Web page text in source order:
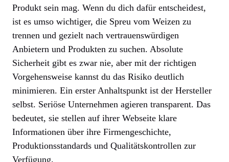
Produkt sein mag. Wenn du dich dafür entscheidest,
ist es umso wichtiger, die Spreu vom Weizen zu
trennen und gezielt nach vertrauenswürdigen
Anbietern und Produkten zu suchen. Absolute
Sicherheit gibt es zwar nie, aber mit der richtigen
Vorgehensweise kannst du das Risiko deutlich
minimieren. Ein erster Anhaltspunkt ist der Hersteller
selbst. Seriöse Unternehmen agieren transparent. Das
bedeutet, sie stellen auf ihrer Webseite klare
Informationen über ihre Firmengeschichte,
Produktionsstandards und Qualitätskontrollen zur
Verfügung.